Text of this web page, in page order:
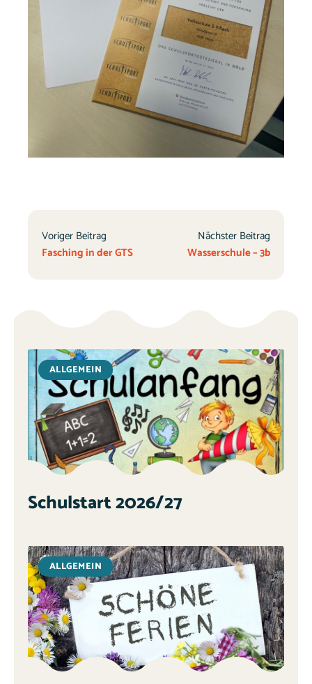
Voriger Beitrag
Fasching in der GTS
Nächster Beitrag
Wasserschule – 3b
ALLGEMEIN
Schulstart 2026/27
ALLGEMEIN